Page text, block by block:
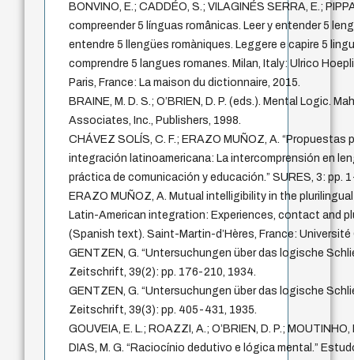
BONVINO, E.; CADDÉO, S.; VILAGINÉS SERRA, E.;
compreender 5 línguas românicas. Leer y entender 5
entendre 5 llengües romàniques. Leggere e capire 5
comprendre 5 langues romanes. Milan, Italy: Ulrico
Paris, France: La maison du dictionnaire, 2015.
BRAINE, M. D. S.; O’BRIEN, D. P. (eds.). Mental Logic.
Associates, Inc., Publishers, 1998.
CHÁVEZ SOLÍS, C. F.; ERAZO MUÑOZ, A. “Propuestas
integración latinoamericana: La intercomprensión en
práctica de comunicación y educación.” SURES, 3: pp.
ERAZO MUÑOZ, A. Mutual intelligibility in the
Latin-American integration: Experiences, contact and
(Spanish text). Saint-Martin-d’Hères, France: Université
GENTZEN, G. “Untersuchungen über das logische
Zeitschrift, 39(2): pp. 176-210, 1934.
GENTZEN, G. “Untersuchungen über das logische
Zeitschrift, 39(3): pp. 405-431, 1935.
GOUVEIA, E. L.; ROAZZI, A.; O’BRIEN, D. P.;
DIAS, M. G. “Raciocínio dedutivo e lógica mental.”